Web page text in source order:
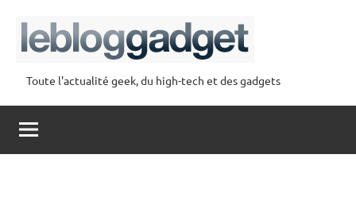
contenu
lebloggadget
Toute l'actualité geek, du high-tech et des gadgets